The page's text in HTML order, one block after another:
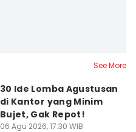
See More
30 Ide Lomba Agustusan
di Kantor yang Minim
Bujet, Gak Repot!
06 Agu 2026, 17:30 WIB